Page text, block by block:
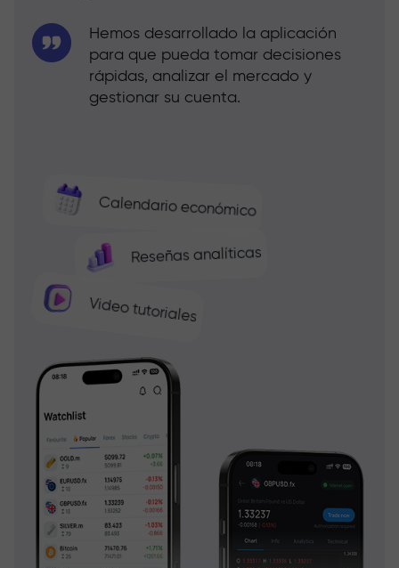
Calendario económico
Reseñas analíticas
Video tutoriales
Hemos desarrollado la aplicación
para que pueda tomar decisiones
rápidas, analizar el mercado y
gestionar su cuenta.